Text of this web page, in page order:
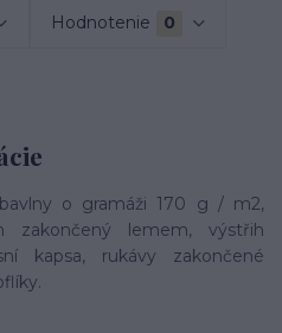
Hodnotenie 0
o gramáži 170 g / m2,
zakončený lemem, výstřih
kapsa, rukávy zakončené